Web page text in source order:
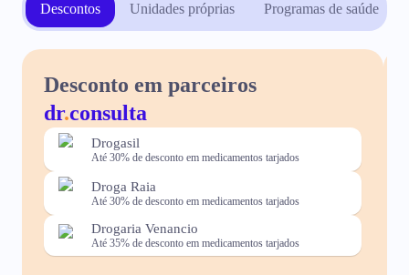
Descontos Unidades próprias Programas de saúde
Desconto em parceiros
dr.consulta
Drogasil
Até 30% de desconto em medicamentos tarjados
Droga Raia
Até 30% de desconto em medicamentos tarjados
Drogaria Venancio
Até 35% de desconto em medicamentos tarjados